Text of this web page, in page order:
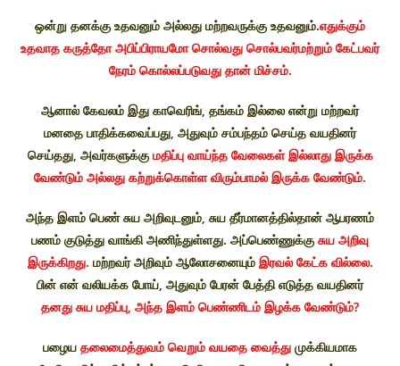
ஒன்று தனக்கு உதவனும் அல்லது மற்றவருக்கு உதவனும்.எதுக்கும்
உதவாத கருத்தோ அபிப்பிராயமோ சொல்வது சொல்பவர்மற்றும் கேட்பவர்
நேரம் கொல்லப்படுவது தான் மிச்சம்.
ஆனால் கேவலம் இது காவெரிங், தங்கம் இல்லை என்று மற்றவர்
மனதை பாதிக்கவைப்பது, அதுவும் சம்பந்தம் செய்த வயதினர்
செய்தது, அவர்களுக்கு மதிப்பு வாய்ந்த வேலைகள் இல்லாது இருக்க
வேண்டும் அல்லது கற்றுக்கொள்ள விரும்பாமல் இருக்க வேண்டும்.
அந்த இளம் பெண் சுய அறிவுடனும், சுய தீர்மானத்தில்தான் ஆபரணம்
பணம் குடுத்து வாங்கி அணிந்துள்ளது. அப்பெண்ணுக்கு சுய அறிவு
இருக்கிறது. மற்றவர் அறிவும் ஆலோசனையும் இரவல் கேட்க வில்லை.
பின் என் வலியக்க போய், அதுவும் பேரன் பேத்தி எடுத்த வயதினர்
தனது சுய மதிப்பு, அந்த இளம் பெண்ணிடம் இழக்க வேண்டும்?
பழைய தலைமைத்துவம் வெறும் வயதை வைத்து முக்கியமாக